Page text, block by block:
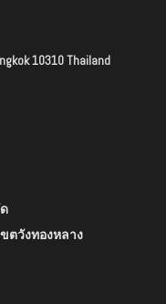
10310 Thailand
ตวังทองหลาง